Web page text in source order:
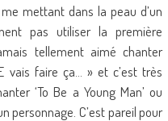
mettant dans la peau d’un
pas utiliser la première
tellement aimé chanter
vais faire ça… » et c’est très
‘To Be a Young Man’ ou
personnage. C’est pareil pour